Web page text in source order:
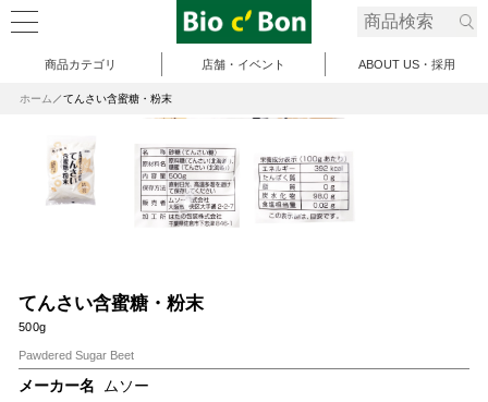
商品カテゴリ 店舗・イベント ABOUT US・採用
ホーム てんさい含蜜糖・粉末
てんさい含蜜糖・粉末
500g
Pawdered Sugar Beet
メーカー名
ムソー